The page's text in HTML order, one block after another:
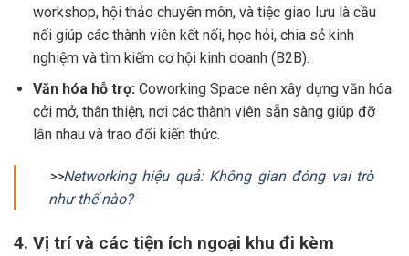
workshop, hội thảo chuyên môn, và tiệc giao lưu là cầu
nối giúp các thành viên kết nối, học hỏi, chia sẻ kinh
nghiệm và tìm kiếm cơ hội kinh doanh (B2B).
Văn hóa hỗ trợ:Coworking Space nên xây dựng văn hóa
cởi mở, thân thiện, nơi các thành viên sẵn sàng giúp đỡ
lẫn nhau và trao đổi kiến thức.
>>Networking hiệu quả: Không gian đóng vai trò
như thế nào?
4. Vị trí và các tiện ích ngoại khu đi kèm